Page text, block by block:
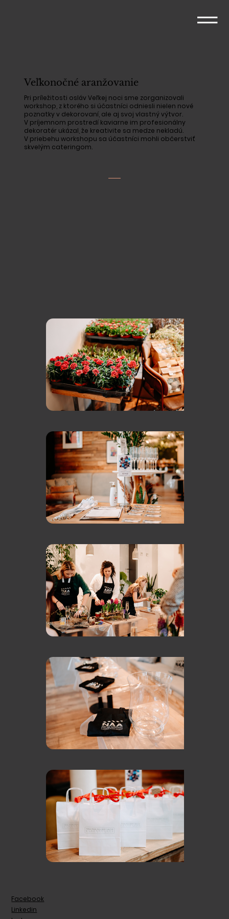
Veľkonočné aranžovanie
Pri príležitosti osláv Veľkej noci sme zorganizovali
workshop, z ktorého si účastníci odniesli nielen nové
poznatky v dekorovaní, ale aj svoj vlastný výtvor.
V príjemnom prostredí kaviarne im profesionálny
dekoratér ukázal, že kreativite sa medze nekladú.
V priebehu workshopu sa účastníci mohli občerstviť
skvelým cateringom.
Facebook
Linkedin